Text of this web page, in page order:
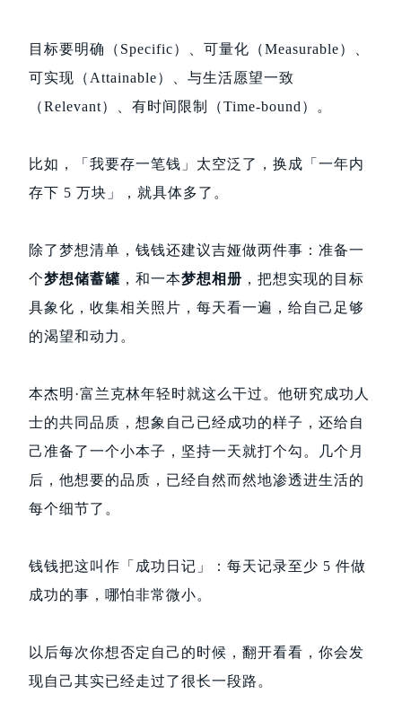
目标要明确（Specific）、可量化（Measurable）、
可实现（Attainable）、与生活愿望一致
（Relevant）、有时间限制（Time-bound）。
比如，「我要存一笔钱」太空泛了，换成「一年内
存下 5 万块」，就具体多了。
除了梦想清单，钱钱还建议吉娅做两件事：准备一
个梦想储蓄罐 ，和一本梦想相册 ，把想实现的目标
具象化，收集相关照片，每天看一遍，给自己足够
的渴望和动力。
本杰明·富兰克林年轻时就这么干过。他研究成功人
士的共同品质，想象自己已经成功的样子，还给自
己准备了一个小本子，坚持一天就打个勾。几个月
后，他想要的品质，已经自然而然地渗透进生活的
每个细节了。
钱钱把这叫作「成功日记」：每天记录至少 5 件做
成功的事，哪怕非常微小。
以后每次你想否定自己的时候，翻开看看，你会发
现自己其实已经走过了很长一段路。